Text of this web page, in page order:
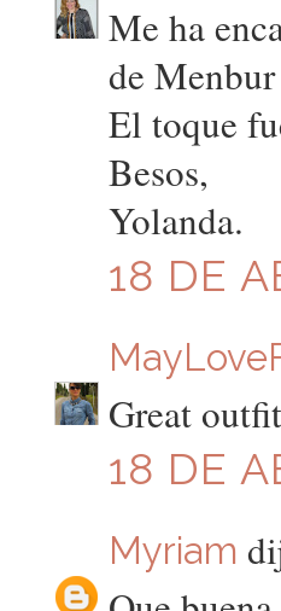
Me ha
de
El toque
Besos,
Yolanda.
18 DE
Great
18 DE
Myriam